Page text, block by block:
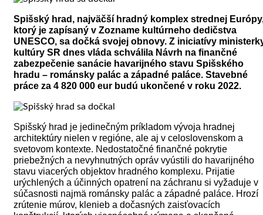
Spišský hrad, najväčší hradný komplex strednej
ktorý je zapísaný v Zozname kultúrneho dedičstva
UNESCO, sa dočká svojej obnovy. Z iniciatívy
kultúry SR dnes vláda schválila Návrh na finančné
zabezpečenie sanácie havarijného stavu Spišského
hradu – románsky palác a západné paláce. Stavebné
práce za 4 820 000 eur budú ukončené v roku 2022.
Spišský hrad je jedinečným príkladom vývoja hradnej
architektúry nielen v regióne, ale aj v celoslovenskom a
svetovom kontexte. Nedostatočné finančné pokrytie
priebežných a nevyhnutných opráv vyústili do havarijného
stavu viacerých objektov hradného komplexu. Prijatie
urýchlených a účinných opatrení na záchranu si vyžaduje v
súčasnosti najmä románsky palác a západné paláce. Hrozí
zrútenie múrov, klenieb a dočasných zaisťovacích